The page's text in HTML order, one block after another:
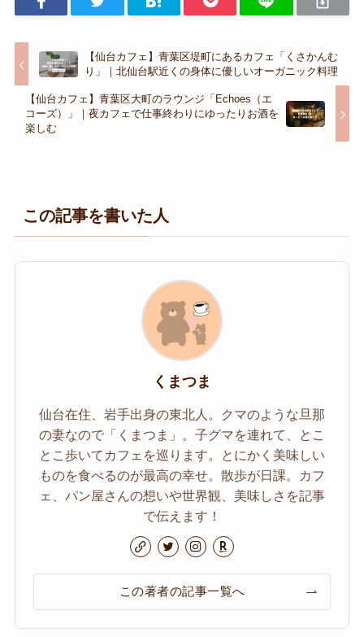
【仙台カフェ】青葉区堤町にあるカフェ「くさかんむ
り」｜北仙台駅近くの身体に優しいオーガニック料理
【仙台カフェ】青葉区大町のラウンジ「Echoes（エ
コーズ）」｜夜カフェで仕事終わりにゆったりお酒を
楽しむ
この記事を書いた人
くまつま
仙台在住、岩手出身の東北人。クマのような旦那
の妻なので「くまつま」。子グマを連れて、とこ
とこ歩いてカフェを巡ります。とにかく美味しい
ものを食べるのが最高の幸せ。散歩が日課。カフ
ェ、パン屋さんの想いや世界観、美味しさを記事
で伝えます！
この著者の記事一覧へ